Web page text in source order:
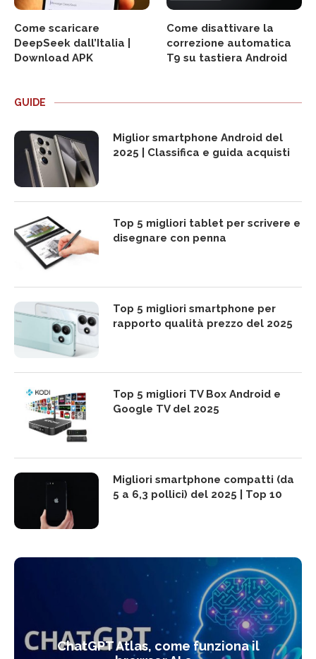
Come scaricare
DeepSeek dall’Italia |
Download APK
Come disattivare la
correzione automatica
T9 su tastiera Android
GUIDE
Miglior smartphone Android del
2025 | Classifica e guida acquisti
Top 5 migliori tablet per scrivere e
disegnare con penna
Top 5 migliori smartphone per
rapporto qualità prezzo del 2025
Top 5 migliori TV Box Android e
Google TV del 2025
Migliori smartphone compatti (da
5 a 6,3 pollici) del 2025 | Top 10
ChatGPT Atlas, come funziona il